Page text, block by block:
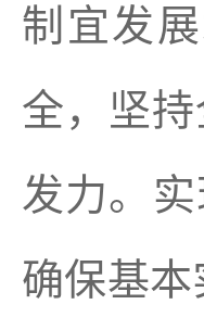
制宜发
全，坚
发力。
确保基